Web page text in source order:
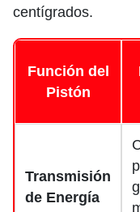
centígrados.
Función del
Pistón
Transmisión
de Energía